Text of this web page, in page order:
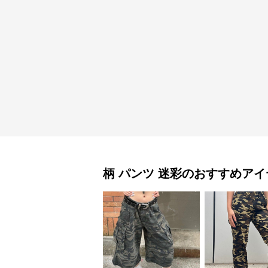
柄 パンツ 迷彩のおすすめア